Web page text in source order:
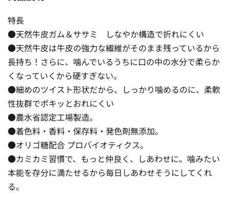
特長
●天然牛皮ガム＆ササミ しなやか構造で折れにくい
●天然牛皮は牛皮の強力な繊維がそのまま残っているから
長持ち！さらに、噛んでいるうちに口の中の水分で柔らか
くなっていくから硬すぎない。
●細めのツイスト形状だから、しっかり噛めるのに、柔軟
性抜群でポキッとおれにくい
●農水省認定工場製造。
●着色料・香料・保存料・発色剤無添加。
●オリゴ糖配合 プロバイオティクス。
●カミカミ習慣で、もっと仲良く、しあわせに。噛みたい
本能を存分に満たせるから毎日しあわせそうにしてくれ
る。